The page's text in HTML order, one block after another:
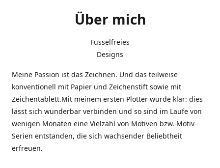
Über mich
Fusselfreies
Designs
Meine Passion ist das Zeichnen. Und das teilweise
konventionell mit Papier und Zeichenstift sowie mit
Zeichentablett.Mit meinem ersten Plotter wurde klar: dies
lässt sich wunderbar verbinden und so sind im Laufe von
wenigen Monaten eine Vielzahl von Motiven bzw. Motiv-
Serien entstanden, die sich wachsender Beliebtheit
erfreuen.